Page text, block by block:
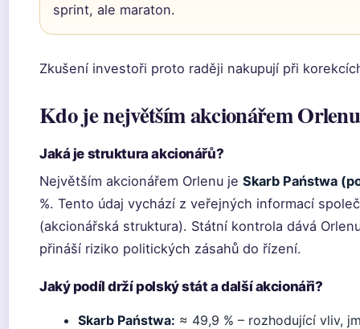
sprint, ale maraton.
Zkušení investoři proto raději nakupují při
Kdo je největším akcionářem
Jaká je struktura akcionářů?
Největším akcionářem Orlenu je Skarb Państwa
%. Tento údaj vychází z veřejných informací
(akcionářská struktura). Státní kontrola dává
přináší riziko politických zásahů do řízení.
Jaký podíl drží polský stát a další akcionáři?
Skarb Państwa: ≈ 49,9 % – rozhodující vliv,